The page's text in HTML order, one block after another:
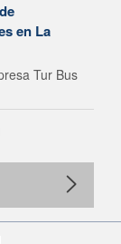
en La
Tur Bus